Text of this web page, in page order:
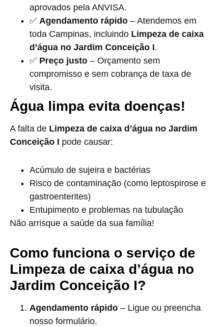
aprovados pela ANVISA.
✅ Agendamento rápido – Atendemos em
toda Campinas, incluindo Limpeza de caixa
d’água no Jardim Conceição I.
✅ Preço justo – Orçamento sem
compromisso e sem cobrança de taxa de
visita.
Água limpa evita doenças!
A falta de Limpeza de caixa d’água no Jardim
Conceição I pode causar:
Acúmulo de sujeira e bactérias
Risco de contaminação (como leptospirose e
gastroenterites)
Entupimento e problemas na tubulação
Não arrisque a saúde da sua família!
Como funciona o serviço de
Limpeza de caixa d’água no
Jardim Conceição I?
Agendamento rápido – Ligue ou preencha
nosso formulário.